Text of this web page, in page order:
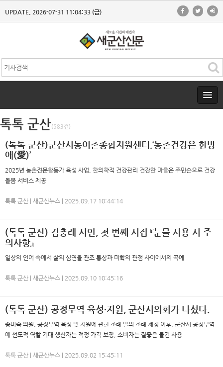
UPDATE. 2026-07-31 11:04:33 (금)
톡톡 군산(583건)
(톡톡 군산)군산시농어촌종합지원센터,‘농촌건강은 한방
애(愛)’
2025년 농촌전문활동가 육성 사업, 한의학적 건강관리 건강한 마을은 주민손으로 건강
돌봄 서비스 제공
톡톡 군산 | 새군산뉴스 | 2025.09.17 10:44:14
(톡톡 군산) 김충래 시인, 첫 번째 시집 『눈물 사용 시 주
의사항』
일상의 언어 속에서 삶의 심연을 관조 통상과 미학의 관점 사이에서의 곡예
톡톡 군산 | 새군산뉴스 | 2025.09.10 10:45:16
(톡톡 군산) 공정무역 육성·지원, 군산시의회가 나섰다.
송미숙 의원, 공정무역 육성 및 지원에 관한 조례 발의 조례 제정 이후, 군산시 공정무역
에 선도적 역할 기대 생산자는 적정 가격 보장, 소비자는 질좋은 물건 사용
톡톡 군산 | 새군산뉴스 | 2025.09.02 15:45:11